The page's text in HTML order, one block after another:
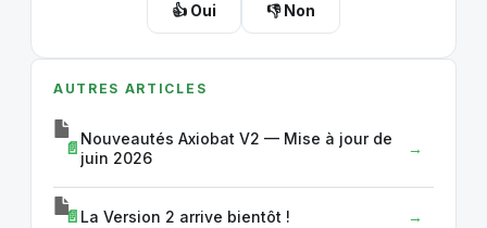
👍 Oui 👎 Non
AUTRES ARTICLES
Nouveautés Axiobat V2 — Mise à jour de
juin 2026
La Version 2 arrive bientôt !